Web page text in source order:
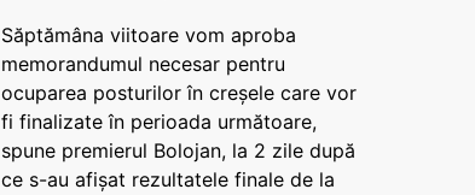
Săptămâna viitoare vom aproba
memorandumul necesar pentru
ocuparea posturilor în creșele care vor
fi finalizate în perioada următoare,
spune premierul Bolojan, la 2 zile după
ce s-au afișat rezultatele finale de la